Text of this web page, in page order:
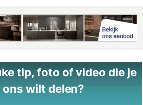
tip, foto of video die je
ons wilt delen?